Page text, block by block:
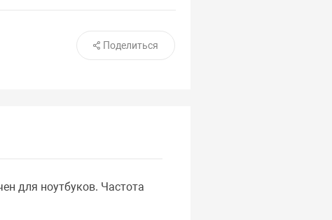
Поделиться
для ноутбуков. Частота